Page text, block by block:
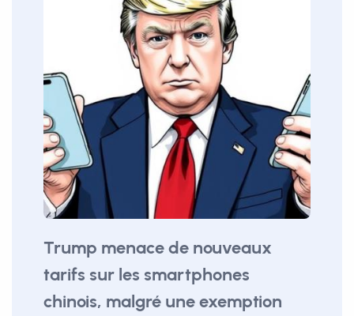
Trump menace de nouveaux
tarifs sur les smartphones
chinois, malgré une exemption